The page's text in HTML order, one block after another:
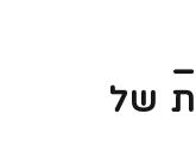
של